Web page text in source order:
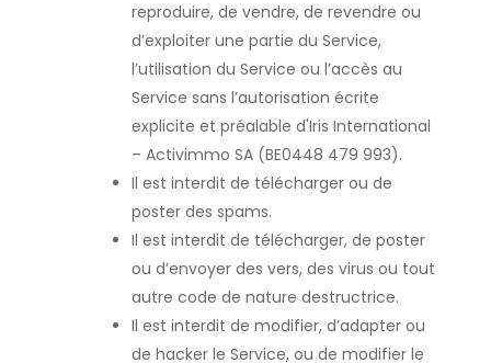
reproduire, de vendre, de revendre ou
d’exploiter une partie du Service,
l’utilisation du Service ou l’accès au
Service sans l’autorisation écrite
explicite et préalable d'Iris International
– Activimmo SA (BE0448 479 993).
Il est interdit de télécharger ou de
poster des spams.
Il est interdit de télécharger, de poster
ou d’envoyer des vers, des virus ou tout
autre code de nature destructrice.
Il est interdit de modifier, d’adapter ou
de hacker le Service, ou de modifier le